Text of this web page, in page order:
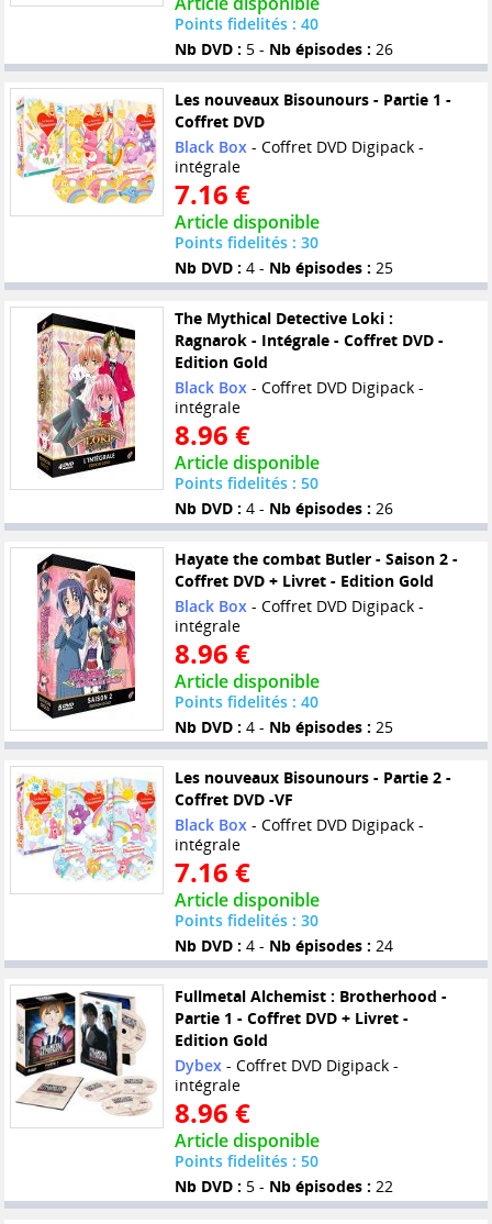
Points fidelités : 40
Nb DVD : 5 - Nb épisodes : 26
Les nouveaux Bisounours - Partie 1 -
Coffret DVD
Black Box- Coffret DVD Digipack -
intégrale
7.16 €
Article disponible
Points fidelités : 30
Nb DVD : 4 - Nb épisodes : 25
The Mythical Detective Loki :
Ragnarok - Intégrale - Coffret DVD -
Edition Gold
Black Box- Coffret DVD Digipack -
intégrale
8.96 €
Article disponible
Points fidelités : 50
Nb DVD : 4 - Nb épisodes : 26
Hayate the combat Butler - Saison 2 -
Coffret DVD + Livret - Edition Gold
Black Box - Coffret DVD Digipack -
intégrale
8.96 €
Article disponible
Points fidelités : 40
Nb DVD : 4 - Nb épisodes : 25
Les nouveaux Bisounours - Partie 2 -
Coffret DVD -VF
Black Box - Coffret DVD Digipack -
intégrale
7.16 €
Article disponible
Points fidelités : 30
Nb DVD : 4 - Nb épisodes : 24
Fullmetal Alchemist : Brotherhood -
Partie 1 - Coffret DVD + Livret -
Edition Gold
Dybex - Coffret DVD Digipack -
intégrale
8.96 €
Article disponible
Points fidelités : 50
Nb DVD : 5 - Nb épisodes : 22